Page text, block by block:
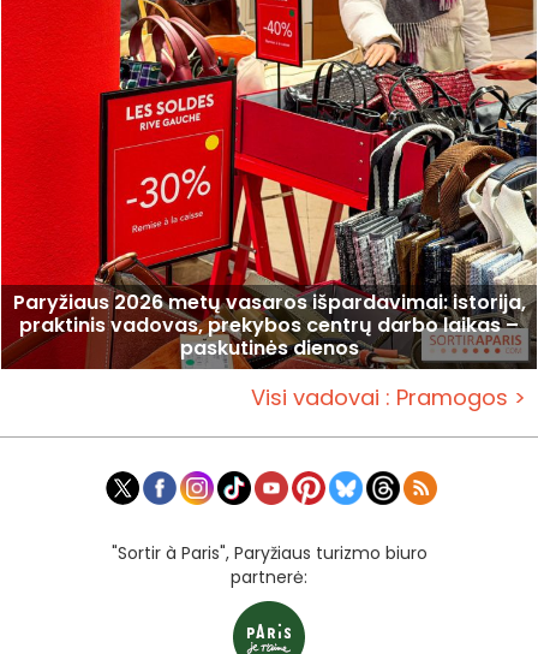
Paryžiaus 2026 metų vasaros išpardavimai: istorija,
praktinis vadovas, prekybos centrų darbo laikas –
paskutinės dienos
Visi vadovai : Pramogos >
"Sortir à Paris", Paryžiaus turizmo biuro
partnerė: